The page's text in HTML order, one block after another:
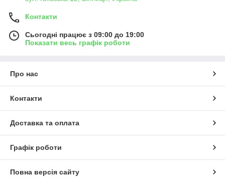
Контакти
Сьогодні працює з 09:00 до 19:00
Показати весь графік роботи
Про нас
Контакти
Доставка та оплата
Графік роботи
Повна версія сайту